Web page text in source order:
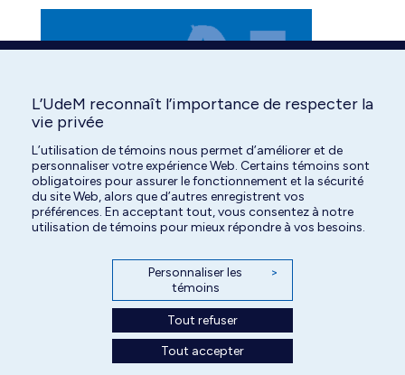
in
window
in
window
in
window
L’UdeM reconnaît l’importance de respecter la
vie privée
L’utilisation de témoins nous permet d’améliorer et de
personnaliser votre expérience Web. Certains témoins sont
obligatoires pour assurer le fonctionnement et la sécurité
du site Web, alors que d’autres enregistrent vos
préférences. En acceptant tout, vous consentez à notre
utilisation de témoins pour mieux répondre à vos besoins.
Personnaliser les
témoins
>
Tout refuser
Tout accepter